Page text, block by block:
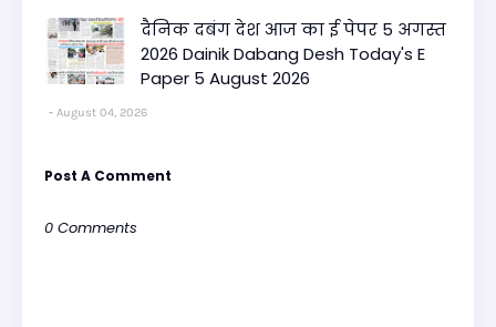
दैनिक दबंग देश आज का ई पेपर 5 अगस्त
2026 Dainik Dabang Desh Today's E
Paper 5 August 2026
August 04, 2026
Post A Comment
0 Comments